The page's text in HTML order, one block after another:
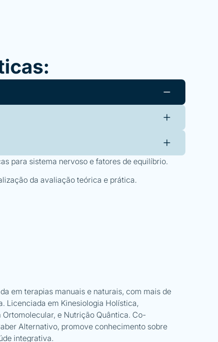
para sistema nervoso e fatores de equilíbrio.
da avaliação teórica e prática.
em terapias manuais e naturais, com mais de
Licenciada em Kinesiologia Holística,
e Nutrição Quântica. Co-
Alternativo, promove conhecimento sobre
integrativa.